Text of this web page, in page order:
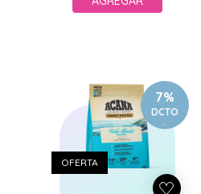
7%
DCTO
.
OFERTA